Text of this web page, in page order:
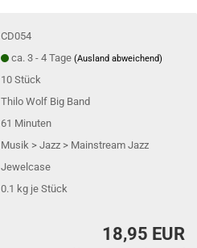
CD054
ca. 3 - 4 Tage(Ausland abweichend)
10Stück
Thilo Wolf Big Band
61 Minuten
Musik > Jazz > Mainstream Jazz
Jewelcase
0.1 kg je Stück
18,95 EUR